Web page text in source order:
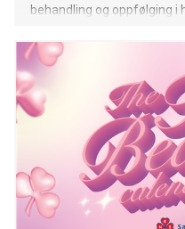
behandling og oppfølging i